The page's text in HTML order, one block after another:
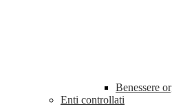
Benessere
Enti controllati